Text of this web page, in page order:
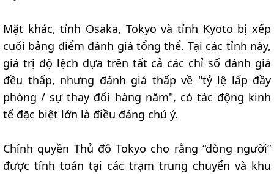
Mặt khác, tỉnh Osaka, Tokyo và tỉnh Kyoto bị xếp
cuối bảng điểm đánh giá tổng thể. Tại các tỉnh này,
giá trị độ lệch dựa trên tất cả các chỉ số đánh giá
đều thấp, nhưng đánh giá thấp về "tỷ lệ lấp đầy
phòng / sự thay đổi hàng năm", có tác động kinh
tế đặc biệt lớn là điều đáng chú ý.
Chính quyền Thủ đô Tokyo cho rằng “dòng người”
được tính toán tại các trạm trung chuyển và khu